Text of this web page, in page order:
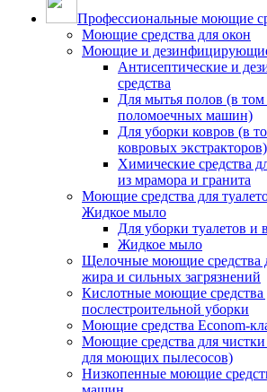
Профессиональные моющие
Моющие средства для окон
Моющие и дезинфицирующие
Антисептические и
средства
Для мытья полов (в том
поломоечных машин)
Для уборки ковров (в
ковровых экстракторов)
Химические средства
из мрамора и гранита
Моющие средства для
Жидкое мыло
Для уборки туалетов и
Жидкое мыло
Щелочные моющие средства
жира и сильных загрязнений
Кислотные моющие средства
послестроительной уборки
Моющие средства Econom-
Моющие средства для
для моющих пылесосов)
Низкопенные моющие